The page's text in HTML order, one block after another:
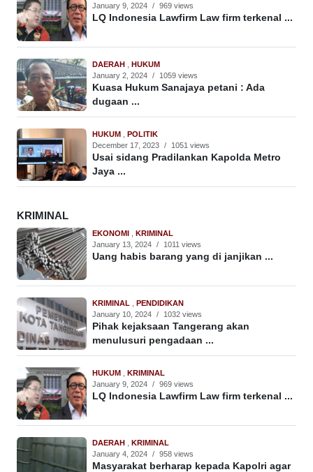
January 9, 2024 / 969 views
LQ Indonesia Lawfirm Law firm terkenal ...
DAERAH , HUKUM
January 2, 2024 / 1059 views
Kuasa Hukum Sanajaya petani : Ada
dugaan ...
HUKUM , POLITIK
December 17, 2023 / 1051 views
Usai sidang Pradilankan Kapolda Metro
Jaya ...
KRIMINAL
EKONOMI , KRIMINAL
January 13, 2024 / 1011 views
Uang habis barang yang di janjikan ...
KRIMINAL , PENDIDIKAN
January 10, 2024 / 1032 views
Pihak kejaksaan Tangerang akan
menulusuri pengadaan ...
HUKUM , KRIMINAL
January 9, 2024 / 969 views
LQ Indonesia Lawfirm Law firm terkenal ...
DAERAH , KRIMINAL
January 4, 2024 / 958 views
Masyarakat berharap kepada Kapolri agar